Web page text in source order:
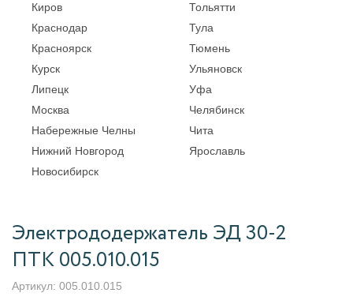
Киров
Краснодар
Красноярск
Курск
Липецк
Москва
Набережные Челны
Нижний Новгород
Новосибирск
Тольятти
Тула
Тюмень
Ульяновск
Уфа
Челябинск
Чита
Ярославль
Электрододержатель ЭД 30-2
ПТК 005.010.015
Артикул: 005.010.015